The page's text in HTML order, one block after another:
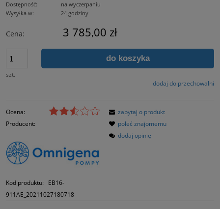
Dostępność:
na wyczerpaniu
Wysyłka w:
24 godziny
Cena: 3 785,00 zł
szt.
do koszyka
dodaj do przechowalni
Ocena:
Producent:
Kod produktu:
EB16-
911AE_20211027180718
zapytaj o produkt
poleć znajomemu
dodaj opinię